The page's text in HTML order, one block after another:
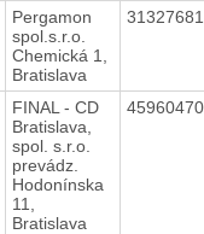
Pergamon
spol.s.r.o.
Chemická 1,
Bratislava
FINAL - CD
Bratislava,
spol. s.r.o.
prevádz.
Hodonínska
11,
Bratislava